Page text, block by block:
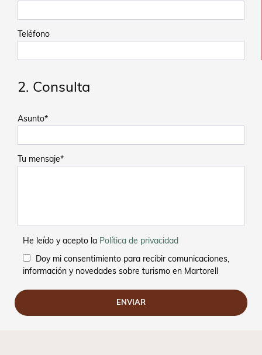
Teléfono
2. Consulta
Asunto*
Tu mensaje*
He leído y acepto la Política de privacidad
Doy mi consentimiento para recibir comunicaciones,
información y novedades sobre turismo en Martorell